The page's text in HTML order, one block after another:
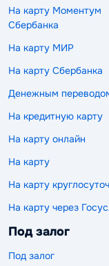
На карту Моментум
Сбербанка
На карту МИР
На карту Сбербанка
Денежным
На кредитную карту
На карту онлайн
На карту
На карту
На карту через
Под залог
Под залог